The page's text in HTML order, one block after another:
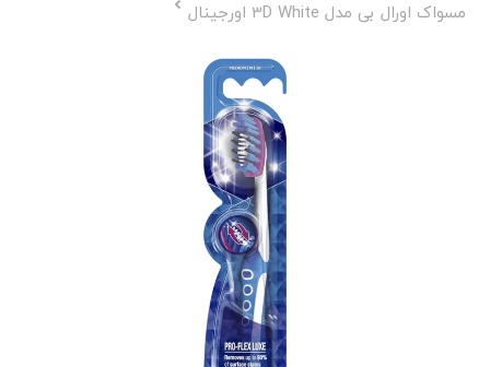
مسواک اورال بی مدل 3D White اورجینال